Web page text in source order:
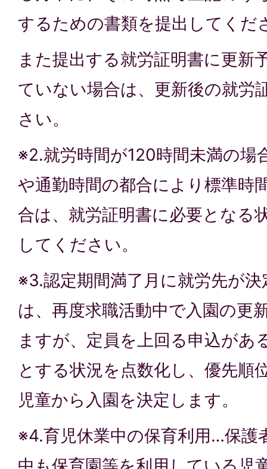
するための書類を提出してくだ
また提出する就労証明書に更新
ていない場合は、更新後の就労
さい。
※2.就労時間が120時間未満の場
や通勤時間の都合により標準時
合は、就労証明書に必要となる
してください。
※3.認定期間満了月に就労先が
は、再度求職活動中で入園の更
ますが、定員を上回る申込があ
とする状況を点数化し、優先順
児童から入園を決定します。
※4.育児休業中の保育利用…保護